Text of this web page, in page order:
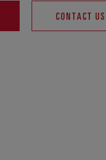
CONTACT US